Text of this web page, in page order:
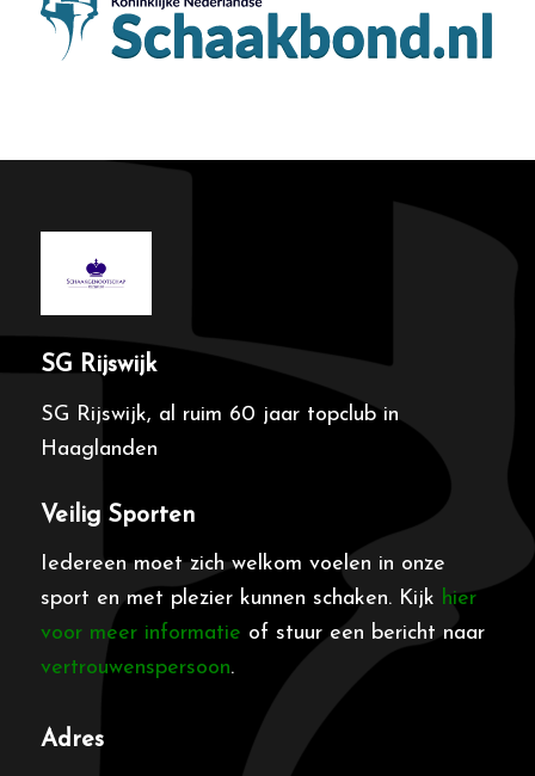
SG Rijswijk
SG Rijswijk, al ruim 60 jaar topclub in
Haaglanden
Veilig Sporten
Iedereen moet zich welkom voelen in onze
sport en met plezier kunnen schaken. Kijk hier
voor meer informatie of stuur een bericht naar
vertrouwenspersoon.
Adres